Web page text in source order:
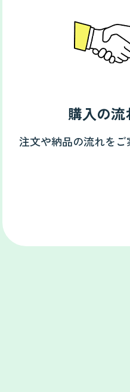
購入の流
注文や納品の流れをご